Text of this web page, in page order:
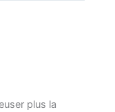
plus la